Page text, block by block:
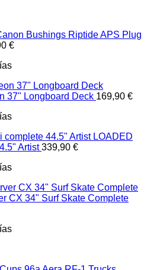
Riptide APS Plug
€
37" Longboard Deck 169,90 €
LOADED
Artist 339,90 €
CX 34" Surf Skate Complete